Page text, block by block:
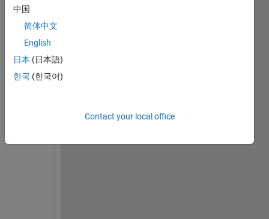
デ
タ
の
観
回
化
中国
简体中文
English
日本 (日本語)
한국 (한국어)
Contact your local office